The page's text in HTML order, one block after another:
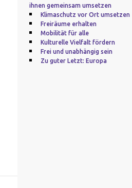
ihnen gemeinsam umsetzen
Klimaschutz vor Ort umsetzen
Freiräume erhalten
Mobilität für alle
Kulturelle Vielfalt fördern
Frei und unabhängig sein
Zu guter Letzt: Europa